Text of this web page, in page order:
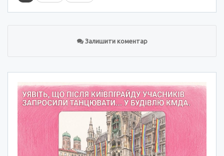
Залишити коментар